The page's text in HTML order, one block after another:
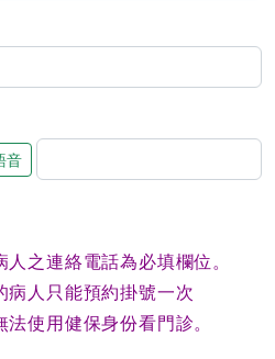
音
之連絡電話為必填欄位。
病人只能預約掛號一次
使用健保身份看門診。